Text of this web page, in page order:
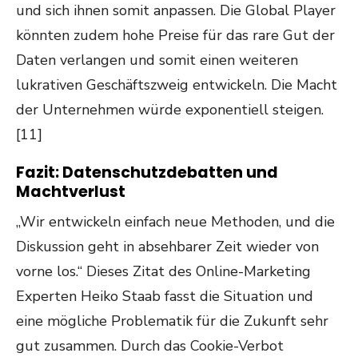
und sich ihnen somit anpassen. Die Global Player
könnten zudem hohe Preise für das rare Gut der
Daten verlangen und somit einen weiteren
lukrativen Geschäftszweig entwickeln. Die Macht
der Unternehmen würde exponentiell steigen.
[11]
Fazit: Datenschutzdebatten und
Machtverlust
„Wir entwickeln einfach neue Methoden, und die
Diskussion geht in absehbarer Zeit wieder von
vorne los.“ Dieses Zitat des Online-Marketing
Experten Heiko Staab fasst die Situation und
eine mögliche Problematik für die Zukunft sehr
gut zusammen. Durch das Cookie-Verbot